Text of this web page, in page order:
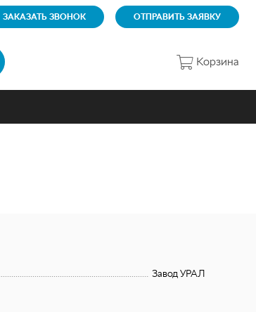
ЗАКАЗАТЬ ЗВОНОК ОТПРАВИТЬ ЗАЯВКУ
Корзина
Завод УРАЛ